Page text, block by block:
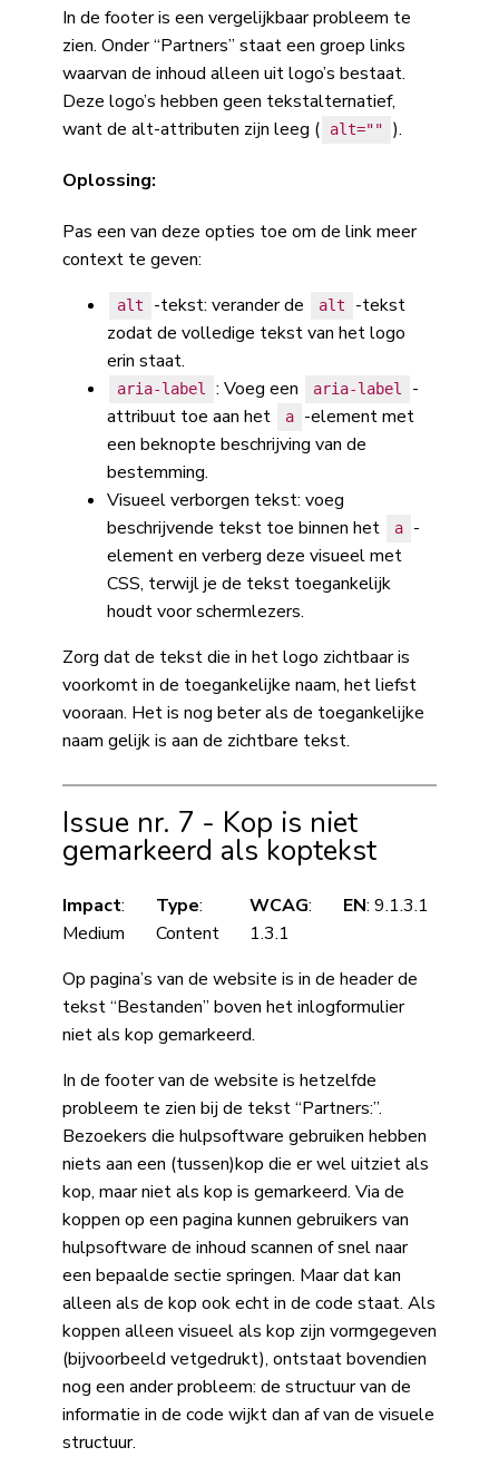
In de footer is een vergelijkbaar probleem te
zien. Onder “Partners” staat een groep links
waarvan de inhoud alleen uit logo’s bestaat.
Deze logo’s hebben geen tekstalternatief,
want de alt-attributen zijn leeg (
alt="" ).
Oplossing:
Pas een van deze opties toe om de link meer
context te geven:
alt -tekst: verander de alt
-tekst
zodat de volledige tekst van het logo
erin staat.
aria-label : Voeg een aria-label
-
attribuut toe aan het
a
-element met
een beknopte beschrijving van de
bestemming.
Visueel verborgen tekst: voeg
beschrijvende tekst toe binnen het
a
-
element en verberg deze visueel met
CSS, terwijl je de tekst toegankelijk
houdt voor schermlezers.
Zorg dat de tekst die in het logo zichtbaar is
voorkomt in de toegankelijke naam, het liefst
vooraan. Het is nog beter als de toegankelijke
naam gelijk is aan de zichtbare tekst.
Issue nr. 7 - Kop is niet
gemarkeerd als koptekst
Impact:
Medium
Type:
Content
WCAG:
1.3.1
EN: 9.1.3.1
Op pagina’s van de website is in de header de
tekst “Bestanden” boven het inlogformulier
niet als kop gemarkeerd.
In de footer van de website is hetzelfde
probleem te zien bij de tekst “Partners:”.
Bezoekers die hulpsoftware gebruiken hebben
niets aan een (tussen)kop die er wel uitziet als
kop, maar niet als kop is gemarkeerd. Via de
koppen op een pagina kunnen gebruikers van
hulpsoftware de inhoud scannen of snel naar
een bepaalde sectie springen. Maar dat kan
alleen als de kop ook echt in de code staat. Als
koppen alleen visueel als kop zijn vormgegeven
(bijvoorbeeld vetgedrukt), ontstaat bovendien
nog een ander probleem: de structuur van de
informatie in de code wijkt dan af van de visuele
structuur.